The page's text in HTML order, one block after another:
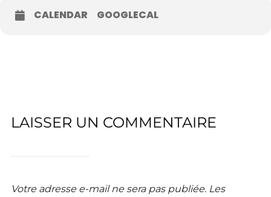
CALENDAR GOOGLECAL
LAISSER UN COMMENTAIRE
Votre adresse e-mail ne sera pas publiée. Les